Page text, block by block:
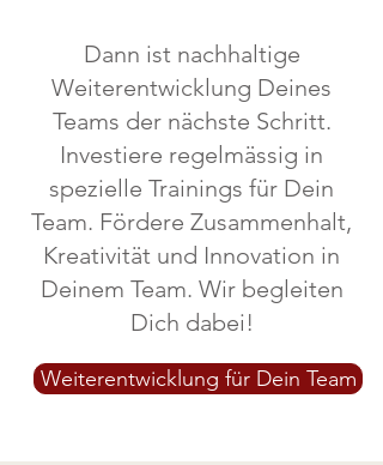
Dann ist nachhaltige
Weiterentwicklung Deines
Teams der nächste Schritt.
Investiere regelmässig in
spezielle Trainings für Dein
Team. Fördere Zusammenhalt,
Kreativität und Innovation in
Deinem Team. Wir begleiten
Dich dabei!
Weiterentwicklung für Dein Team